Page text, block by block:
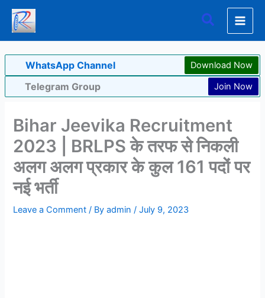
Skip
content
Search
WhatsApp Channel Download Now
Telegram Group Join Now
Bihar Jeevika Recruitment
2023 | BRLPS के तरफ से निकली
अलग अलग प्रकार के कुल 161 पदों पर
नई भर्ती
Leave a Comment / Byadmin/July 9, 2023